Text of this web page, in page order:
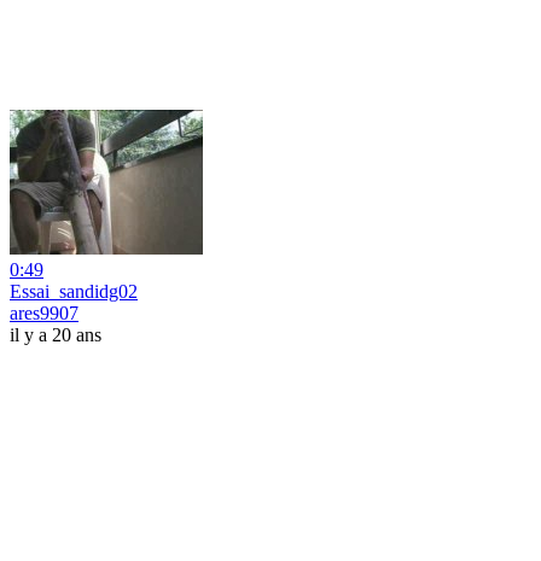
0:49
Essai_sandidg02
ares9907
il y a 20 ans